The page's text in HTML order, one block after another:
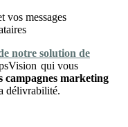
vos messages
notre solution de
qui vous
campagnes marketing
délivrabilité.